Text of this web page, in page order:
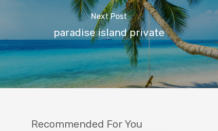
Next Post
paradise island private
Recommended For You